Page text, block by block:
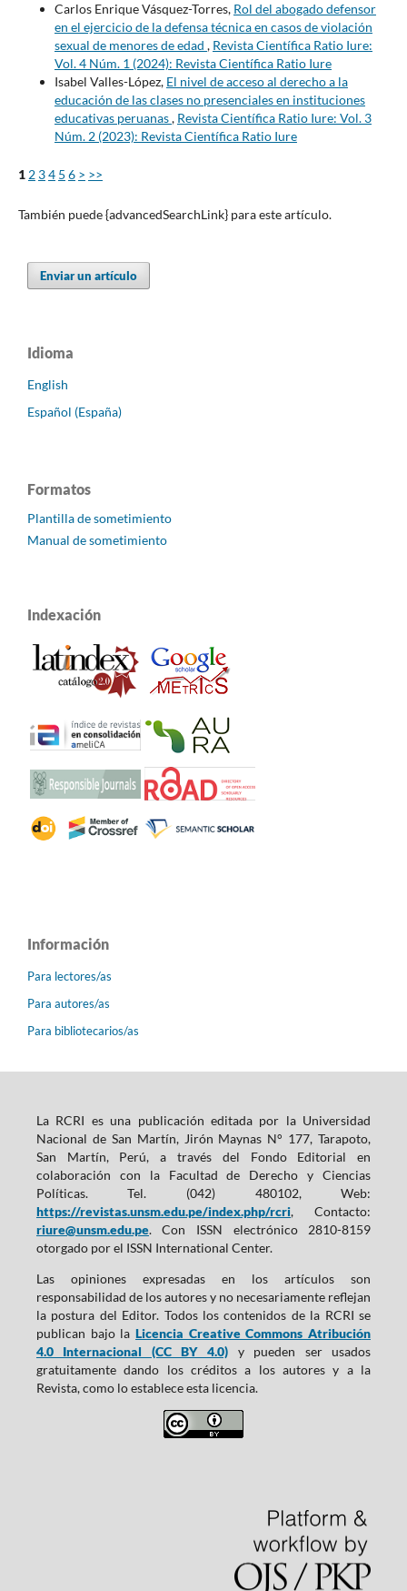
Carlos Enrique Vásquez-Torres, Rol del abogado defensor
en el ejercicio de la defensa técnica en casos de violación
sexual de menores de edad , Revista Científica Ratio Iure:
Vol. 4 Núm. 1 (2024): Revista Científica Ratio Iure
Isabel Valles-López, El nivel de acceso al derecho a la
educación de las clases no presenciales en instituciones
educativas peruanas, Revista Científica Ratio Iure: Vol. 3
Núm. 2 (2023): Revista Científica Ratio Iure
1 2 34 5 6 > >>
También puede {advancedSearchLink} para este artículo.
Enviar un artículo
Idioma
English
Español (España)
Formatos
Plantilla de sometimiento
Manual de sometimiento
Indexación
Información
Para lectores/as
Para autores/as
Para bibliotecarios/as
La RCRI es una publicación editada por la Universidad
Nacional de San Martín, Jirón Maynas N° 177, Tarapoto,
San Martín, Perú, a través del Fondo Editorial en
colaboración con la Facultad de Derecho y Ciencias
Políticas. Tel. (042) 480102, Web:
https://revistas.unsm.edu.pe/index.php/rcri, Contacto:
riure@unsm.edu.pe. Con ISSN electrónico 2810-8159
otorgado por el ISSN International Center.
Las opiniones expresadas en los artículos son
responsabilidad de los autores y no necesariamente reflejan
la postura del Editor. Todos los contenidos de la RCRI se
publican bajo la Licencia Creative Commons Atribución
4.0 Internacional (CC BY 4.0) y pueden ser usados
gratuitamente dando los créditos a los autores y a la
Revista, como lo establece esta licencia.